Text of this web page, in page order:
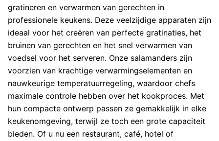
gratineren en verwarmen van gerechten in
professionele keukens. Deze veelzijdige apparaten zijn
ideaal voor het creëren van perfecte gratinaties, het
bruinen van gerechten en het snel verwarmen van
voedsel voor het serveren. Onze salamanders zijn
voorzien van krachtige verwarmingselementen en
nauwkeurige temperatuurregeling, waardoor chefs
maximale controle hebben over het kookproces. Met
hun compacte ontwerp passen ze gemakkelijk in elke
keukenomgeving, terwijl ze toch een grote capaciteit
bieden. Of u nu een restaurant, café, hotel of